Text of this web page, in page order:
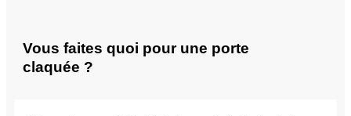
Vous faites quoi pour une porte
claquée ?